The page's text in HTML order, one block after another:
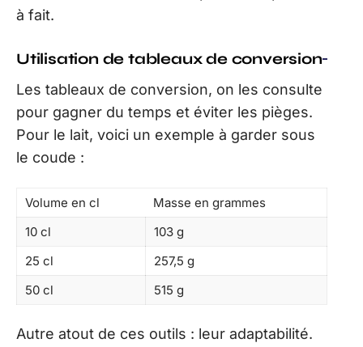
à fait.
Utilisation de tableaux de conversion
Les tableaux de conversion, on les consulte
pour gagner du temps et éviter les pièges.
Pour le lait, voici un exemple à garder sous
le coude :
Volume en cl
Masse en grammes
10 cl
103 g
25 cl
257,5 g
50 cl
515 g
Autre atout de ces outils : leur adaptabilité.